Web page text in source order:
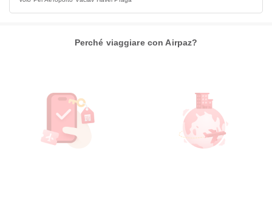
Perché viaggiare con Airpaz?